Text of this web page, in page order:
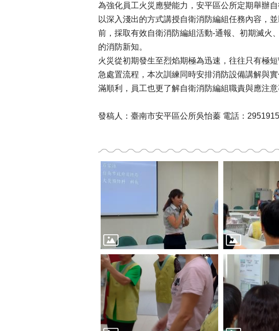
為強化員工火災應變能力，安平區公所定期舉辦
以深入淺出的方式講授自衛消防編組任務內容，
前，採取有效自衛消防編組活動-通報、初期滅火
的消防新知。
火災從初期發生至烈焰期極為迅速，往往只有極
急處置流程，本次訓練同時安排消防設備講解與
滿順利，員工也更了解自衛消防編組職責與應注意
發稿人：臺南市安平區公所吳怡蓁 電話：